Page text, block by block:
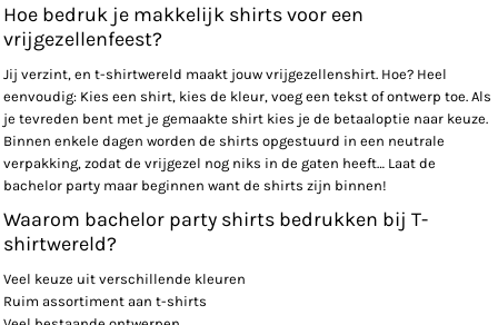
Hoe bedruk je makkelijk shirts voor een
vrijgezellenfeest?
Jij verzint, en t-shirtwereld maakt jouw vrijgezellenshirt. Hoe? Heel
eenvoudig: Kies een shirt, kies de kleur, voeg een tekst of ontwerp toe. Als
je tevreden bent met je gemaakte shirt kies je de betaaloptie naar keuze.
Binnen enkele dagen worden de shirts opgestuurd in een neutrale
verpakking, zodat de vrijgezel nog niks in de gaten heeft… Laat de
bachelor party maar beginnen want de shirts zijn binnen!
Waarom bachelor party shirts bedrukken bij T-
shirtwereld?
Veel keuze uit verschillende kleuren
Ruim assortiment aan t-shirts